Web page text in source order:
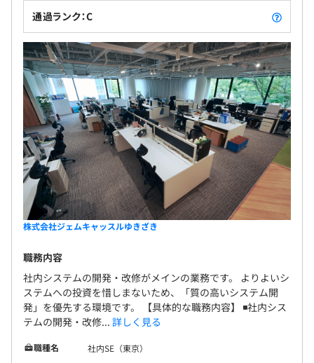
通過ランク：C
株式会社ジェムキャッスルゆきざき
職務内容
社内システムの開発・改修がメインの業務です。 よりよいシ
ステムへの投資を惜しまないため、「質の高いシステム開
発」を優先する環境です。 【具体的な職務内容】 ◾️社内シス
テムの開発・改修... 詳しく見る
職種名
社内SE（東京）